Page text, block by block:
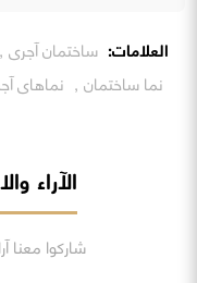
العلامات: ساختمان آجری,
نما ساختمان, نماهای
الآراء
شاركوا معنا